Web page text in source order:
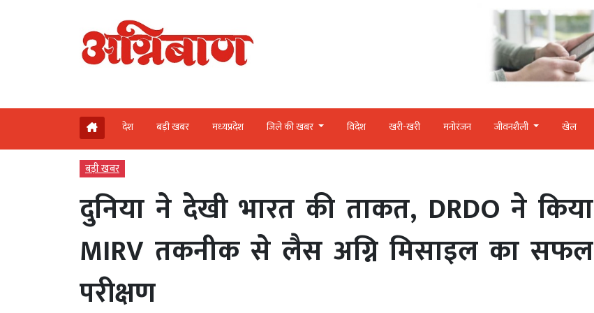
देश बड़ी खबर मध्‍यप्रदेश जिले की खबर विदेश खरी-खरी मनोरंजन जीवनशैली खेल
बड़ी खबर
दुनिया ने देखी भारत की ताकत, DRDO ने किया
MIRV तकनीक से लैस अग्नि मिसाइल का सफल
परीक्षण